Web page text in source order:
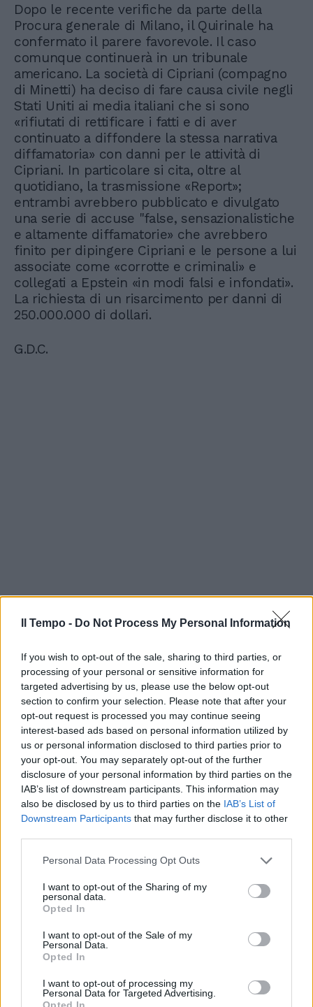
Il Tempo - Do Not Process My Personal Information
If you wish to opt-out of the sale, sharing to third parties, or
processing of your personal or sensitive information for
targeted advertising by us, please use the below opt-out
section to confirm your selection. Please note that after your
opt-out request is processed you may continue seeing
interest-based ads based on personal information utilized by
us or personal information disclosed to third parties prior to
your opt-out. You may separately opt-out of the further
disclosure of your personal information by third parties on the
IAB’s list of downstream participants. This information may
also be disclosed by us to third parties on the IAB’s List of
Downstream Participants that may further disclose it to other
Personal Data Processing Opt Outs
I want to opt-out of the Sharing of my
personal data.
Opted In
I want to opt-out of the Sale of my
Personal Data.
Opted In
I want to opt-out of processing my
Personal Data for Targeted Advertising.
Opted In
Dopo le recente verifiche da parte della
Procura generale di Milano, il Quirinale ha
confermato il parere favorevole. Il caso
comunque continuerà in un tribunale
americano. La società di Cipriani (compagno
di Minetti) ha deciso di fare causa civile negli
Stati Uniti ai media italiani che si sono
«rifiutati di rettificare i fatti e di aver
continuato a diffondere la stessa narrativa
diffamatoria» con danni per le attività di
Cipriani. In particolare si cita, oltre al
quotidiano, la trasmissione «Report»;
entrambi avrebbero pubblicato e divulgato
una serie di accuse "false, sensazionalistiche
e altamente diffamatorie» che avrebbero
finito per dipingere Cipriani e le persone a lui
associate come «corrotte e criminali» e
collegati a Epstein «in modi falsi e infondati».
La richiesta di un risarcimento per danni di
250.000.000 di dollari.
G.D.C.